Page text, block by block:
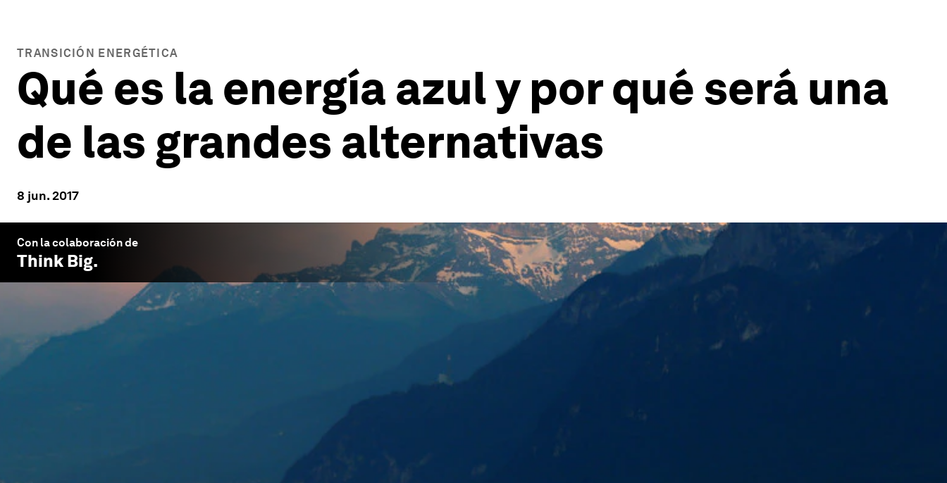
TRANSICIÓN ENERGÉTICA
Qué es la energía azul y por qué será una
de las grandes alternativas
8 jun. 2017
Con la colaboración de
Think Big.